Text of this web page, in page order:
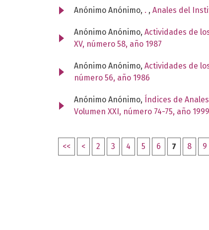
Anónimo Anónimo, . , Anales del
Anónimo Anónimo, Actividades de
XV, número 58, año 1987
Anónimo Anónimo, Actividades de
número 56, año 1986
Anónimo Anónimo, Índices de
Volumen XXI, número 74-75, año 1999
<< < 2 3 4 5 6 7 8 9